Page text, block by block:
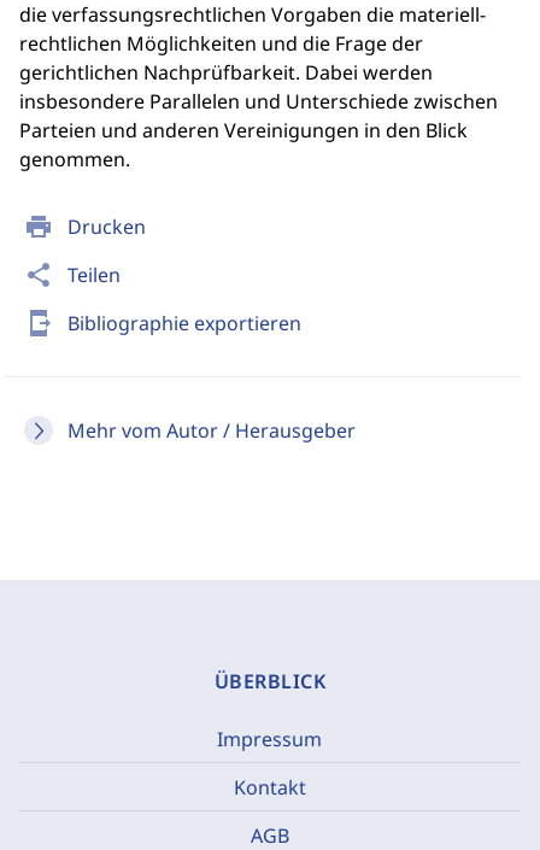
print Drucken
share Teilen
send_to_mobile Bibliographie exportieren
Mehr vom Autor / Herausgeber
die verfassungsrechtlichen Vorgaben die materiell-
rechtlichen Möglichkeiten und die Frage der
gerichtlichen Nachprüfbarkeit. Dabei werden
insbesondere Parallelen und Unterschiede zwischen
Parteien und anderen Vereinigungen in den Blick
genommen.
ÜBERBLICK
Impressum
Kontakt
AGB